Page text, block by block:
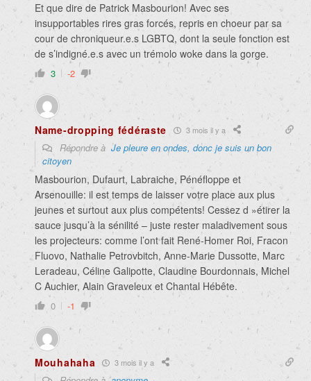
Et que dire de Patrick Masbourion! Avec ses
insupportables rires gras forcés, repris en choeur par sa
cour de chroniqueur.e.s LGBTQ, dont la seule fonction est
de s’indigné.e.s avec un trémolo woke dans la gorge.
3 -2
Name-dropping fédéraste 3 mois il y a
Répondre à Je pleure en ondes, donc je suis un bon
citoyen
Masbourion, Dufaurt, Labraiche, Pénéfloppe et
Arsenouille: il est temps de laisser votre place aux plus
jeunes et surtout aux plus compétents! Cessez d »étirer la
sauce jusqu’à la sénilité – juste rester maladivement sous
les projecteurs: comme l’ont fait René-Homer Roi, Fracon
Fluovo, Nathalie Petrovbitch, Anne-Marie Dussotte, Marc
Leradeau, Céline Galipotte, Claudine Bourdonnais, Michel
C Auchier, Alain Graveleux et Chantal Hébête.
0 -1
Mouhahaha 3 mois il y a